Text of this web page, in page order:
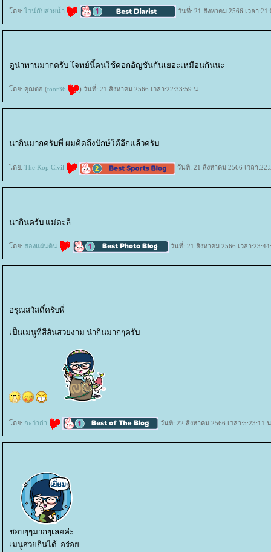
ดย:ไวน์กับสายน้ำ วันที่: 21 สิงหาคม 2566 เวลา
ดูน่าทานมากครับ โจทย์นี้คนใช้ดอกอัญชันกันเยอะเหมือนกันนะ
ดย: คุณต่อ (toor36 ) วันที่: 21 สิงหาคม 2566 เวลา:22:33:59 น.
น่ากินมากครับพี่ ผมคิดถึงปักษ์ใต้อีกแล้วครับ
ดย: The Kop Civil วันที่: 21 สิงหาคม 2566 เวลา
น่ากินครับ แม่ตะลี
ดย: สองแผ่นดิน วันที่: 21 สิงหาคม 2566 เวลา
อรุณสวัสดิ์ครับพี่
เป็นเมนูที่สีสันสวยงาม น่ากินมากๆครับ
ดย: กะว่าก๋า วันที่: 22 สิงหาคม 2566 เวลา:5:23:11
ชอบๆๆมากๆเลยค่ะ
เมนูสวยกินได้..อร่อ